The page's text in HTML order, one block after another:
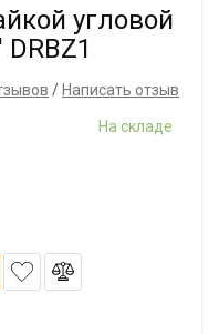
угловой
/ Написать отзыв
На складе